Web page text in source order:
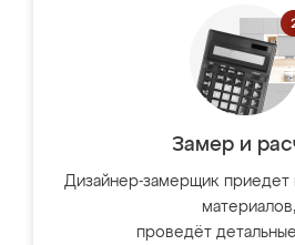
Замер и
Дизайнер-замерщик приедет
материалов,
проведёт